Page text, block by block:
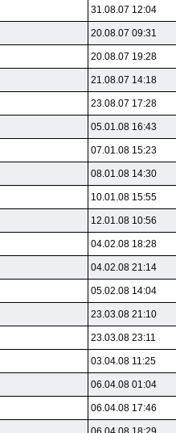
31.08.07 12:04
20.08.07 09:31
20.08.07 19:28
21.08.07 14:18
23.08.07 17:28
05.01.08 16:43
07.01.08 15:23
08.01.08 14:30
10.01.08 15:55
12.01.08 10:56
04.02.08 18:28
04.02.08 21:14
05.02.08 14:04
23.03.08 21:10
23.03.08 23:11
03.04.08 11:25
06.04.08 01:04
06.04.08 17:46